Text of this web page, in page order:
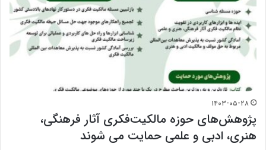
۱۴۰۳-۰۵-۲۸
پژوهش‌های حوزه مالکیت‌فکری آثار فرهنگی،
هنری، ادبی و علمی حمایت می شوند